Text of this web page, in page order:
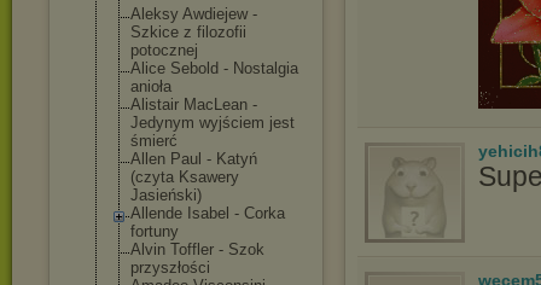
Aleksy Awdiejew -
Szkice z filozofii
potocznej
Alice Sebold - Nostalgia
anioła
Alistair MacLean -
Jedynym wyjściem jest
śmierć
Allen Paul - Katyń
(czyta Ksawery
Jasieński)
Allende Isabel - Corka
fortuny
Alvin Toffler - Szok
przyszłości